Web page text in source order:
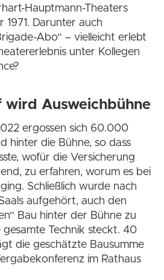
Hauptmann-Theaters
1971. Darunter auch
Abo“ – vielleicht erlebt
unter Kollegen
wird Ausweichbühne
ergossen sich 60.000
hinter die Bühne, so dass
wofür die Versicherung
zu erfahren, worum es bei
Schließlich wurde nach
aufgehört, auch den
Bau hinter der Bühne zu
Technik steckt. 40
die geschätzte Bausumme
im Rathaus